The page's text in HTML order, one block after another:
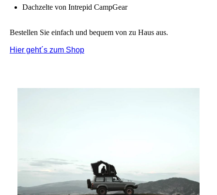
Dachzelte von Intrepid CampGear
Bestellen Sie einfach und bequem von zu Haus aus.
Hier geht´s zum Shop